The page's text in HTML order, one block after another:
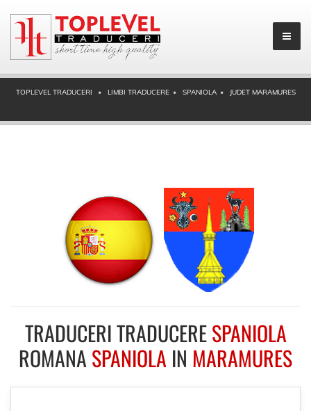
TOPLEVEL TRADUCERI LIMBI TRADUCERE SPANIOLA JUDET MARAMURES
TRADUCERI TRADUCERESPANIOLA
ROMANA SPANIOLA IN MARAMURES